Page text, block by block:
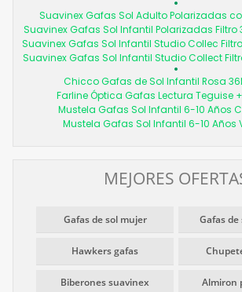
Suavinex Gafas Sol Adulto Polarizadas
Suavinex Gafas Sol Infantil Polarizadas Filtro
Suavinex Gafas Sol Infantil Studio Collec
Suavinex Gafas Sol Infantil Studio Collect
Chicco Gafas de Sol Infantil Rosa
Farline Óptica Gafas Lectura Teguise
Mustela Gafas Sol Infantil 6-10 Años
Mustela Gafas Sol Infantil 6-10 Años
MEJORES
Gafas de sol mujer Gafas de
Hawkers gafas
Biberones suavinex Almiron